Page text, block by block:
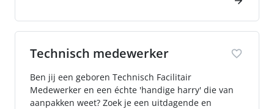
Technisch medewerker
Ben jij een geboren Technisch Facilitair
Medewerker en een échte 'handige harry' die van
aanpakken weet? Zoek je een uitdagende en